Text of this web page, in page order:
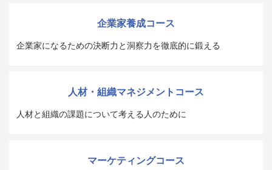
企業家養成コース
企業家になるための決断力と洞察力を徹底的に鍛える
人材・組織マネジメントコース
人材と組織の課題について考える人のために
マーケティングコース